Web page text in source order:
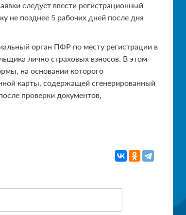
следует ввести регистрационный
не позднее 5 рабочих дней после дня
орган ПФР по месту регистрации в
лично страховых взносов. В этом
на основании которого
карты, содержащей сгенерированный
проверки документов,